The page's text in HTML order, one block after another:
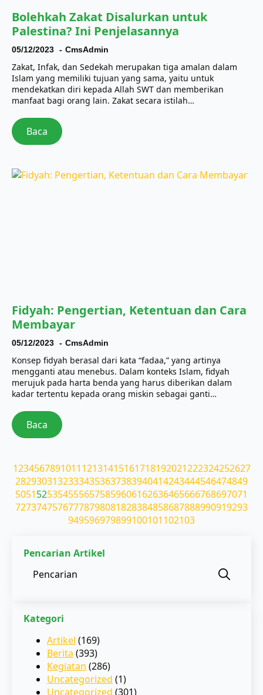
Bolehkah Zakat Disalurkan untuk
Palestina? Ini Penjelasannya
05/12/2023 CmsAdmin
Zakat, Infak, dan Sedekah merupakan tiga amalan dalam
Islam yang memiliki tujuan yang sama, yaitu untuk
mendekatkan diri kepada Allah SWT dan memberikan
manfaat bagi orang lain. Zakat secara istilah…
Baca
Fidyah: Pengertian, Ketentuan dan Cara
Membayar
05/12/2023 CmsAdmin
Konsep fidyah berasal dari kata “fadaa,” yang artinya
mengganti atau menebus. Dalam konteks Islam, fidyah
merujuk pada harta benda yang harus diberikan dalam
kadar tertentu kepada orang miskin sebagai ganti…
Baca
123456789101112131415161718192021222324252627
28293031323334353637383940414243444546474849
50515253545556575859606162636465666768697071
72737475767778798081828384858687888990919293
949596979899100101102103
Pencarian Artikel
Kategori
Artikel (169)
Berita (393)
Kegiatan (286)
Uncategorized (1)
Uncategorized (301)